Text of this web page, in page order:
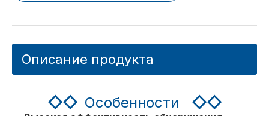
Описание продукта
◇◇ Особенности ◇◇